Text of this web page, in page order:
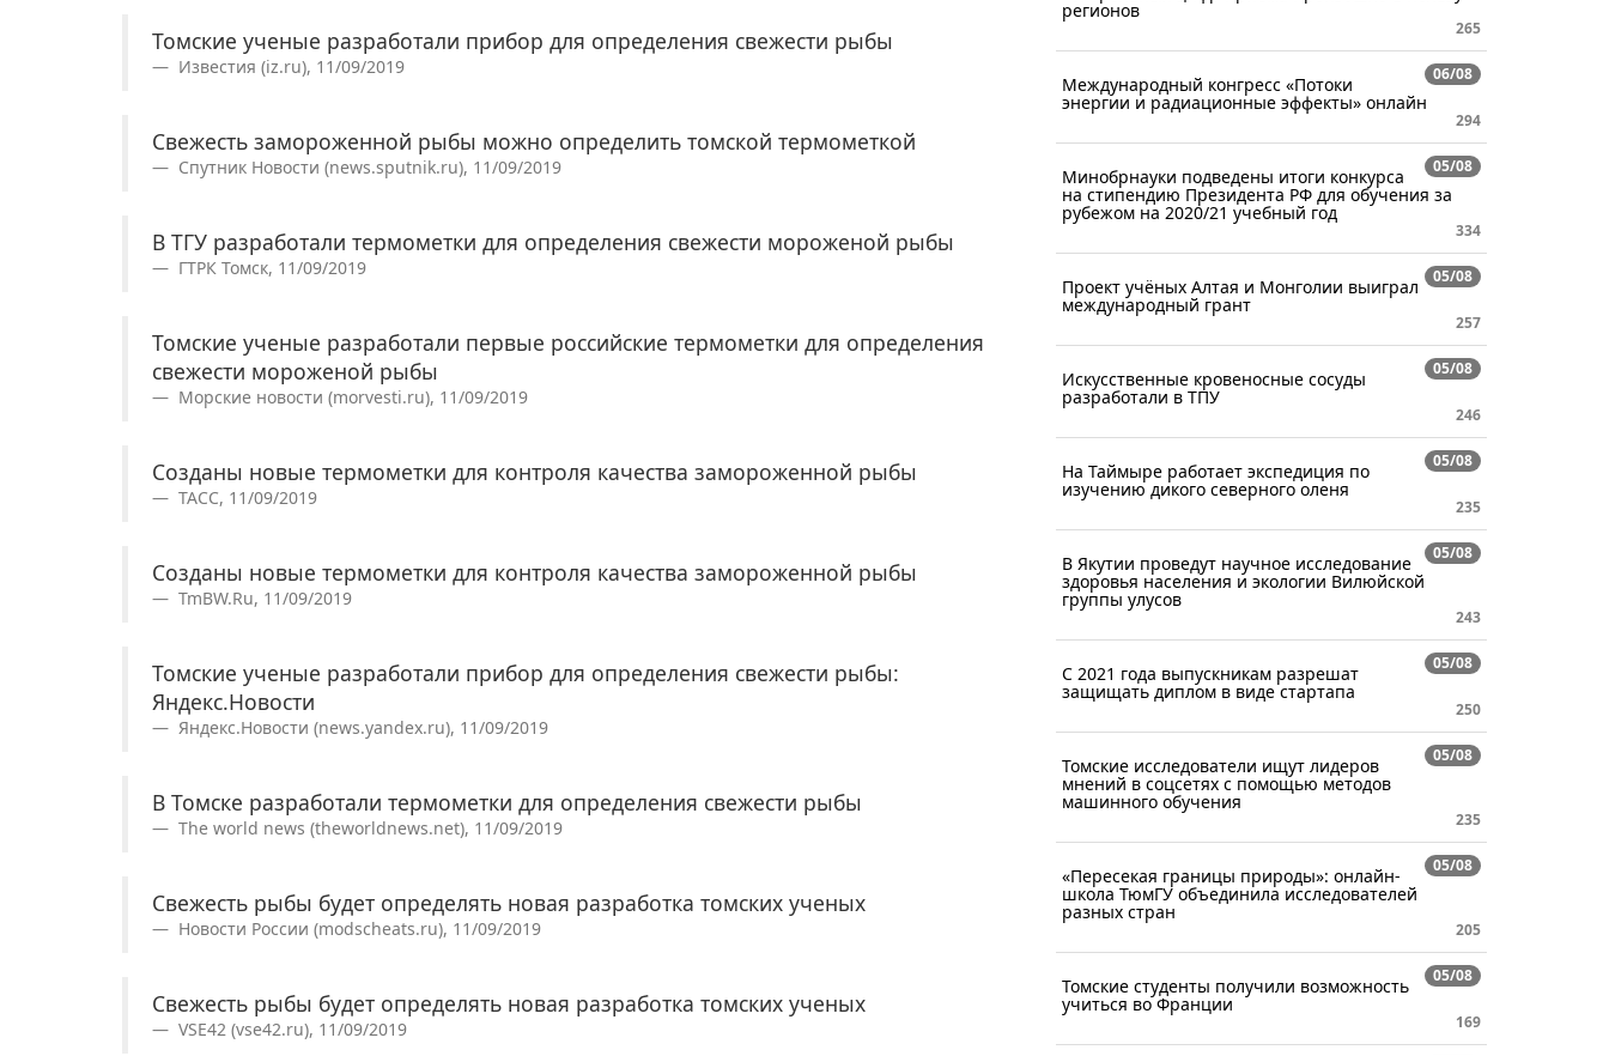
Томские ученые разработали прибор для определения свежести рыбы
Известия (iz.ru), 11/09/2019
Свежесть замороженной рыбы можно определить томской термометкой
Спутник Новости (news.sputnik.ru), 11/09/2019
В ТГУ разработали термометки для определения свежести мороженой рыбы
ГТРК Томск, 11/09/2019
Томские ученые разработали первые российские термометки для определения
свежести мороженой рыбы
Морские новости (morvesti.ru), 11/09/2019
Созданы новые термометки для контроля качества замороженной рыбы
ТАСС, 11/09/2019
Созданы новые термометки для контроля качества замороженной рыбы
TmBW.Ru, 11/09/2019
Томские ученые разработали прибор для определения свежести рыбы:
Яндекс.Новости
Яндекс.Новости (news.yandex.ru), 11/09/2019
В Томске разработали термометки для определения свежести рыбы
The world news (theworldnews.net), 11/09/2019
Свежесть рыбы будет определять новая разработка томских ученых
Новости России (modscheats.ru), 11/09/2019
Свежесть рыбы будет определять новая разработка томских ученых
VSE42 (vse42.ru), 11/09/2019
регионов
265
06/08
Международный конгресс «Потоки
энергии и радиационные эффекты» онлайн
294
05/08
Минобрнауки подведены итоги конкурса
на стипендию Президента РФ для обучения за
рубежом на 2020/21 учебный год
334
05/08
Проект учёных Алтая и Монголии выиграл
международный грант
257
05/08
Искусственные кровеносные сосуды
разработали в ТПУ
246
05/08
На Таймыре работает экспедиция по
изучению дикого северного оленя
235
05/08
В Якутии проведут научное исследование
здоровья населения и экологии Вилюйской
группы улусов
243
05/08
С 2021 года выпускникам разрешат
защищать диплом в виде стартапа
250
05/08
Томские исследователи ищут лидеров
мнений в соцсетях с помощью методов
машинного обучения
235
05/08
«Пересекая границы природы»: онлайн-
школа ТюмГУ объединила исследователей
разных стран
205
05/08
Томские студенты получили возможность
учиться во Франции
169